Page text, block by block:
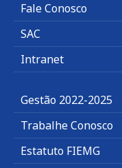
Fale Conosco
SAC
Intranet
Gestão 2022-2025
Trabalhe Conosco
Estatuto FIEMG